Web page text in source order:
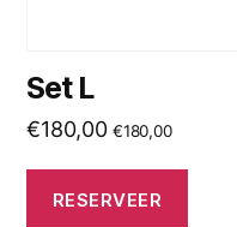
Set L
€180,00 €180,00
RESERVEER